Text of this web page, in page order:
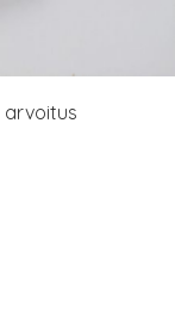
arvoitus